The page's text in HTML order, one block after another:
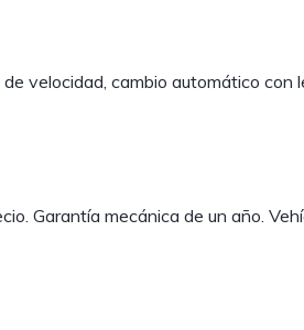
velocidad, cambio automático con
Garantía mecánica de un año.